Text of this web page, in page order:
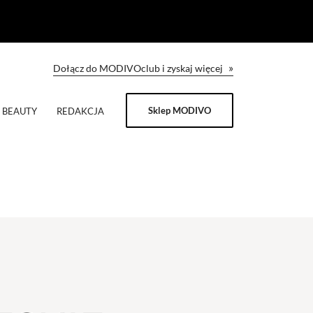
Dołącz do MODIVOclub i zyskaj więcej »
BEAUTY REDAKCJA Sklep MODIVO